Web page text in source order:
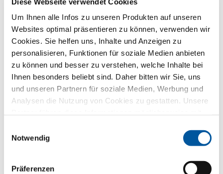
Um Ihnen alle Infos zu unseren Produkten auf unseren
Websites optimal präsentieren zu können, verwenden wir
Cookies. Sie helfen uns, Inhalte und Anzeigen zu
personalisieren, Funktionen für soziale Medien anbieten
zu können und besser zu verstehen, welche Inhalte bei
Ihnen besonders beliebt sind. Daher bitten wir Sie, uns
und unseren Partnern für soziale Medien, Werbung und
Analysen die Nutzung von Cookies zu gestatten. Unsere
haben oder die sie im Rahmen Ihrer Nutzung der Dienste
Notwendig
Präferenzen
Dafür geben wir Sie direkt an den gewählten
Händlerpartner weiter – ebenfalls nur für diesen Zweck.
Alle Einzelheiten der Datenverarbeitung sind in
dieser Datenschutzerklärungbeschrieben.
Welches Thema interessiert Sie besonders?
Fenster
Glaswände
Fensteraustausch